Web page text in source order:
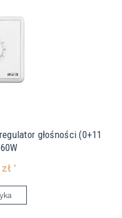
głośności (0+11
*